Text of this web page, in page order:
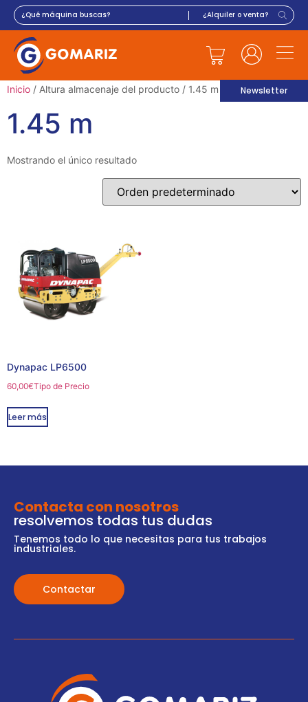
Newsletter
Inicio / Altura almacenaje del producto / 1.45 m
1.45 m
Mostrando el único resultado
Dynapac LP6500
60,00€Tipo de Precio
Leer más
Contacta con nosotros
resolvemos todas tus dudas
Tenemos todo lo que necesitas para tus trabajos
industriales.
Contactar